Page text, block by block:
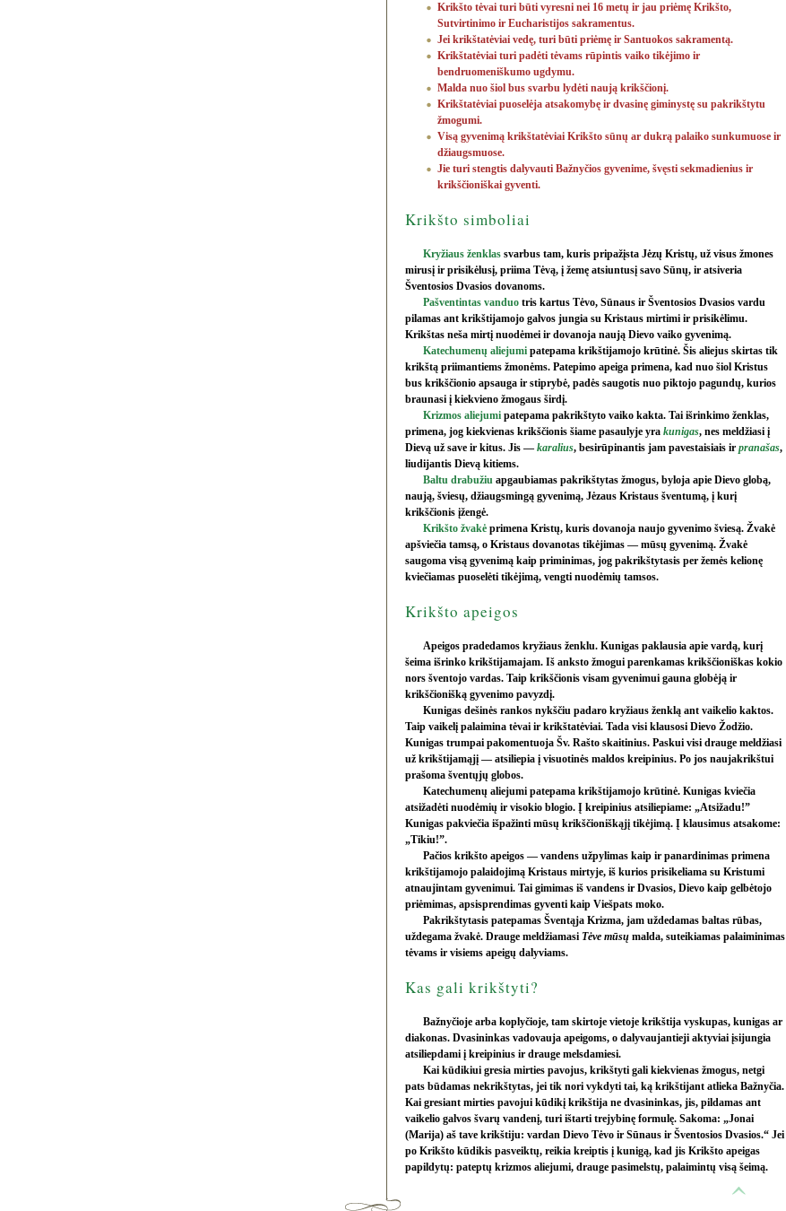
Krikšto tėvai turi būti vyresni nei 16 metų ir jau priėmę Krikšto,
Sutvirtinimo ir Eucharistijos sakramentus.
Jei krikštatėviai vedę, turi būti priėmę ir Santuokos sakramentą.
Krikštatėviai turi padėti tėvams rūpintis vaiko tikėjimo ir
bendruomeniškumo ugdymu.
Malda nuo šiol bus svarbu lydėti naują krikščionį.
Krikštatėviai puoselėja atsakomybę ir dvasinę giminystę su pakrikštytu
žmogumi.
Visą gyvenimą krikštatėviai Krikšto sūnų ar dukrą palaiko sunkumuose ir
džiaugsmuose.
Jie turi stengtis dalyvauti Bažnyčios gyvenime, švęsti sekmadienius ir
krikščioniškai gyventi.
Krikšto simboliai
Kryžiaus ženklas svarbus tam, kuris pripažįsta Jėzų Kristų, už visus žmones
mirusį ir prisikėlusį, priima Tėvą, į žemę atsiuntusį savo Sūnų, ir atsiveria
Šventosios Dvasios dovanoms.
Pašventintas vanduo tris kartus Tėvo, Sūnaus ir Šventosios Dvasios vardu
pilamas ant krikštijamojo galvos jungia su Kristaus mirtimi ir prisikėlimu.
Krikštas neša mirtį nuodėmei ir dovanoja naują Dievo vaiko gyvenimą.
Katechumenų aliejumi patepama krikštijamojo krūtinė. Šis aliejus skirtas tik
krikštą priimantiems žmonėms. Patepimo apeiga primena, kad nuo šiol Kristus
bus krikščionio apsauga ir stiprybė, padės saugotis nuo piktojo pagundų, kurios
braunasi į kiekvieno žmogaus širdį.
Krizmos aliejumi patepama pakrikštyto vaiko kakta. Tai išrinkimo ženklas,
primena, jog kiekvienas krikščionis šiame pasaulyje yra kunigas, nes meldžiasi į
Dievą už save ir kitus. Jis — karalius, besirūpinantis jam pavestaisiais ir pranašas,
liudijantis Dievą kitiems.
Baltu drabužiu apgaubiamas pakrikštytas žmogus, byloja apie Dievo globą,
naują, šviesų, džiaugsmingą gyvenimą, Jėzaus Kristaus šventumą, į kurį
krikščionis įžengė.
Krikšto žvakė primena Kristų, kuris dovanoja naujo gyvenimo šviesą. Žvakė
apšviečia tamsą, o Kristaus dovanotas tikėjimas — mūsų gyvenimą. Žvakė
saugoma visą gyvenimą kaip priminimas, jog pakrikštytasis per žemės kelionę
kviečiamas puoselėti tikėjimą, vengti nuodėmių tamsos.
Krikšto apeigos
Apeigos pradedamos kryžiaus ženklu. Kunigas paklausia apie vardą, kurį
šeima išrinko krikštijamajam. Iš anksto žmogui parenkamas krikščioniškas kokio
nors šventojo vardas. Taip krikščionis visam gyvenimui gauna globėją ir
krikščionišką gyvenimo pavyzdį.
Kunigas dešinės rankos nykščiu padaro kryžiaus ženklą ant vaikelio kaktos.
Taip vaikelį palaimina tėvai ir krikštatėviai. Tada visi klausosi Dievo Žodžio.
Kunigas trumpai pakomentuoja Šv. Rašto skaitinius. Paskui visi drauge meldžiasi
už krikštijamąjį — atsiliepia į visuotinės maldos kreipinius. Po jos naujakrikštui
prašoma šventųjų globos.
Katechumenų aliejumi patepama krikštijamojo krūtinė. Kunigas kviečia
atsižadėti nuodėmių ir visokio blogio. Į kreipinius atsiliepiame: „Atsižadu!”
Kunigas pakviečia išpažinti mūsų krikščioniškąjį tikėjimą. Į klausimus atsakome:
„Tikiu!”.
Pačios krikšto apeigos — vandens užpylimas kaip ir panardinimas primena
krikštijamojo palaidojimą Kristaus mirtyje, iš kurios prisikeliama su Kristumi
atnaujintam gyvenimui. Tai gimimas iš vandens ir Dvasios, Dievo kaip gelbėtojo
priėmimas, apsisprendimas gyventi kaip Viešpats moko.
Pakrikštytasis patepamas Šventąja Krizma, jam uždedamas baltas rūbas,
uždegama žvakė. Drauge meldžiamasi Tėve mūsų malda, suteikiamas palaiminimas
tėvams ir visiems apeigų dalyviams.
Kas gali krikštyti?
Bažnyčioje arba koplyčioje, tam skirtoje vietoje krikštija vyskupas, kunigas ar
diakonas. Dvasininkas vadovauja apeigoms, o dalyvaujantieji aktyviai įsijungia
atsiliepdami į kreipinius ir drauge melsdamiesi.
Kai kūdikiui gresia mirties pavojus, krikštyti gali kiekvienas žmogus, netgi
pats būdamas nekrikštytas, jei tik nori vykdyti tai, ką krikštijant atlieka Bažnyčia.
Kai gresiant mirties pavojui kūdikį krikštija ne dvasininkas, jis, pildamas ant
vaikelio galvos švarų vandenį, turi ištarti trejybinę formulę. Sakoma: „Jonai
(Marija) aš tave krikštiju: vardan Dievo Tėvo ir Sūnaus ir Šventosios Dvasios.“ Jei
po Krikšto kūdikis pasveiktų, reikia kreiptis į kunigą, kad jis Krikšto apeigas
papildytų: pateptų krizmos aliejumi, drauge pasimelstų, palaimintų visą šeimą.